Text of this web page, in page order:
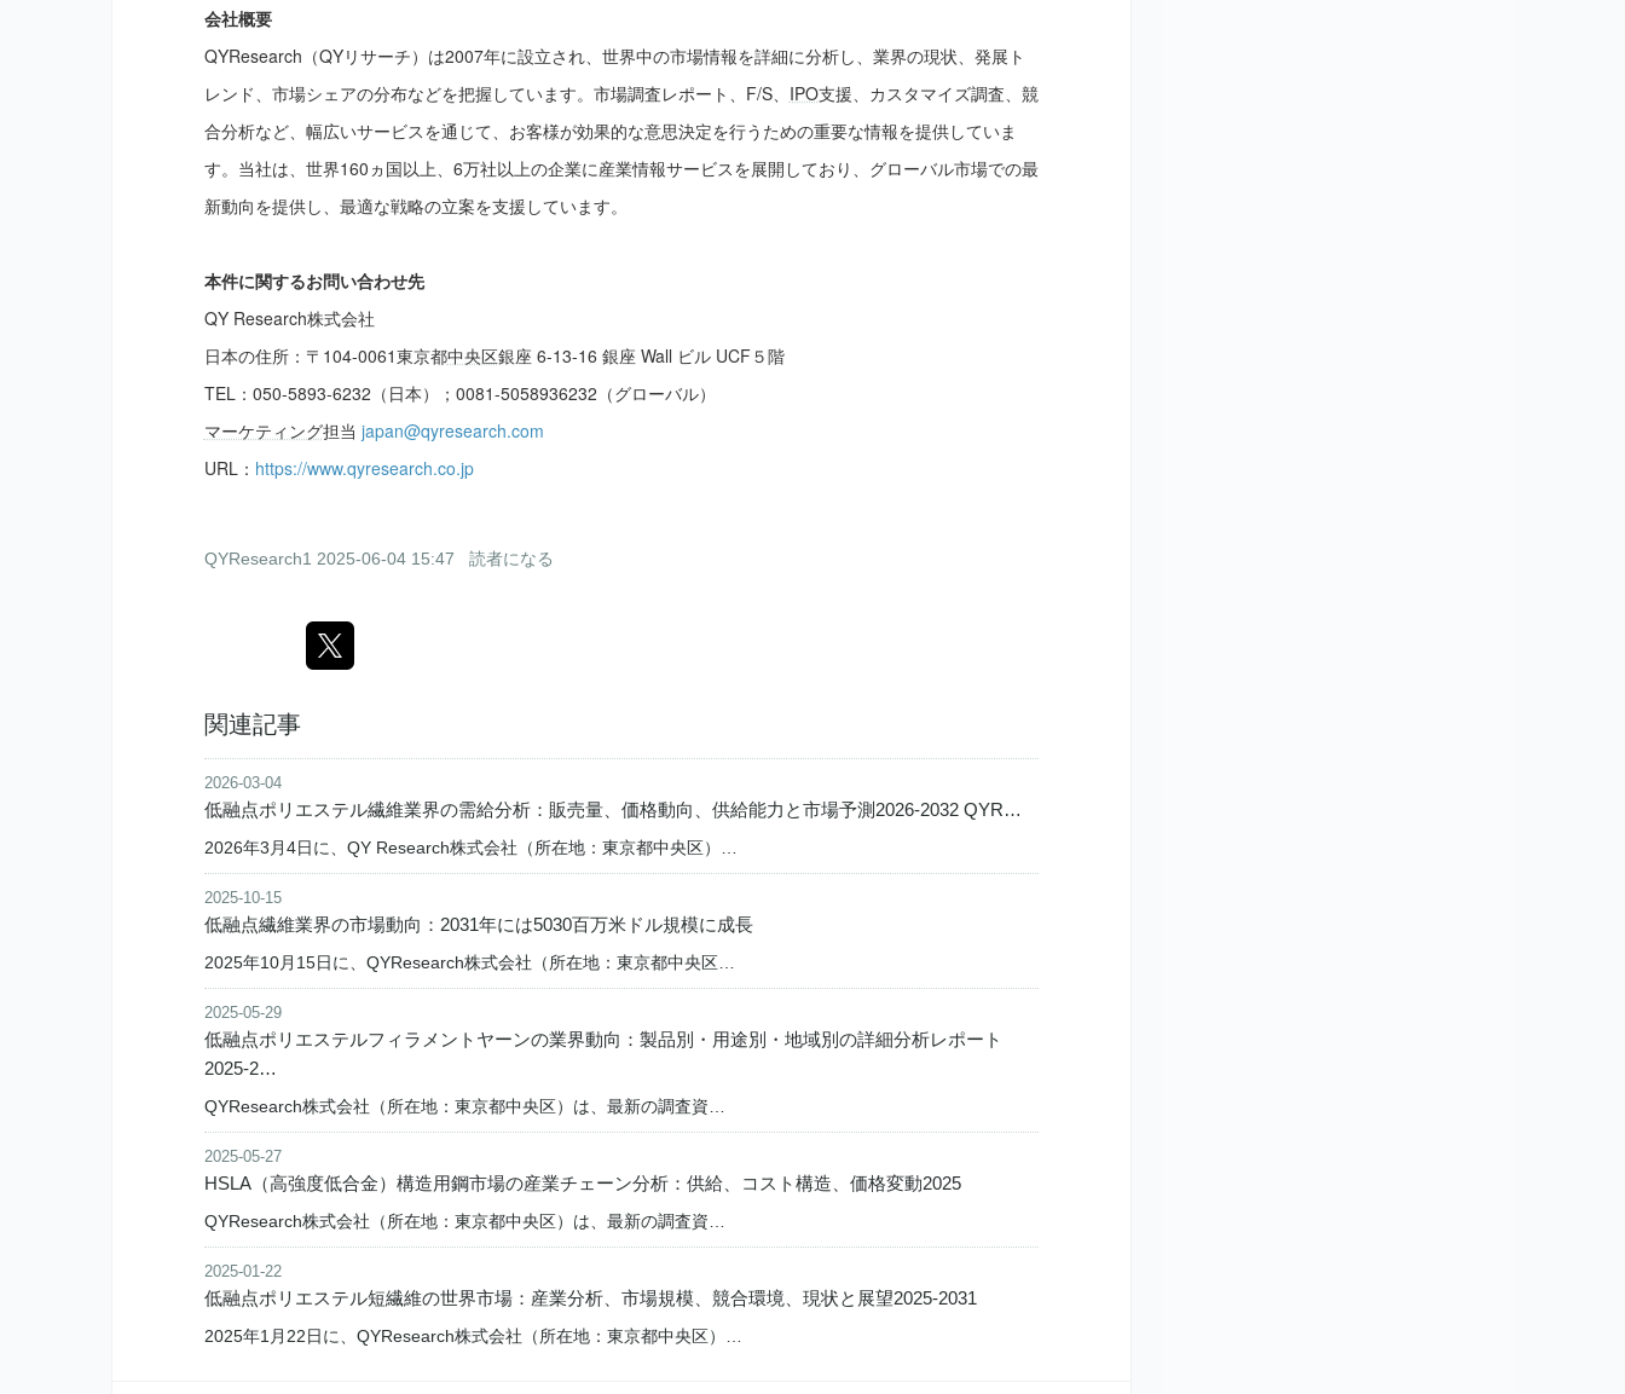
会社概要
QYResearch（QYリサーチ）は2007年に設立され、世界中の市場情報を詳細に分析し、業界の現状、発展ト
レンド、市場シェアの分布などを把握しています。市場調査レポート、F/S、 IPO支援、カスタマイズ調査、競
合分析など、幅広いサービスを通じて、お客様が効果的な意思決定を行うための重要な情報を提供していま
す。当社は、世界160ヵ国以上、6万社以上の企業に産業情報サービスを展開しており、グローバル市場での最
新動向を提供し、最適な戦略の立案を支援しています。
本件に関するお問い合わせ先
QY Research株式会社
日本の住所：〒104-0061東京都中央区銀座 6-13-16 銀座 Wall ビル UCF５階
TEL：050-5893-6232（日本）；0081-5058936232（グローバル）
マーケティング担当 japan@qyresearch.com
URL： https://www.qyresearch.co.jp
QYResearch1 2025-06-04 15:47 読者になる
関連記事
2026-03-04
低融点ポリエステル繊維業界の需給分析：販売量、価格動向、供給能力と市場予測2026-2032 QYR…
2026年3月4日に、QY Research株式会社（所在地：東京都中央区）…
2025-10-15
低融点繊維業界の市場動向：2031年には5030百万米ドル規模に成長
2025年10月15日に、QYResearch株式会社（所在地：東京都中央区…
2025-05-29
低融点ポリエステルフィラメントヤーンの業界動向：製品別・用途別・地域別の詳細分析レポート
2025-2…
QYResearch株式会社（所在地：東京都中央区）は、最新の調査資…
2025-05-27
HSLA（高強度低合金）構造用鋼市場の産業チェーン分析：供給、コスト構造、価格変動2025
QYResearch株式会社（所在地：東京都中央区）は、最新の調査資…
2025-01-22
低融点ポリエステル短繊維の世界市場：産業分析、市場規模、競合環境、現状と展望2025-2031
2025年1月22日に、QYResearch株式会社（所在地：東京都中央区）…